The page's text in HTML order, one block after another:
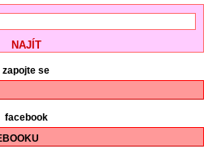
zapojte se
facebook